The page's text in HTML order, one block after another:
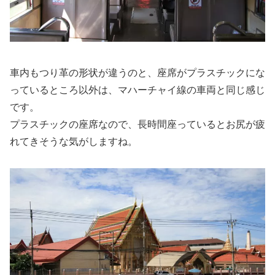
車内もつり革の形状が違うのと、座席がプラスチックにな
っているところ以外は、マハーチャイ線の車両と同じ感じ
です。
プラスチックの座席なので、長時間座っているとお尻が疲
れてきそうな気がしますね。